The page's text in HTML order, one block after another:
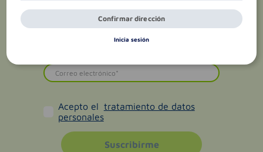
Acepto el tratamiento de datos
personales
Suscribirme
Confirmar dirección
Inicia sesión